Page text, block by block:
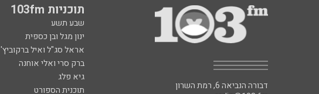
תוכניות 103fm
שבע תשע
ינון מגל ובן כספית
אראל סג"ל ואיל ברקוביץ'
ברק סרי ואלי אוחנה
גיא פלג
תוכנית הספורט
דבורה הנביאה 6, רמת השרון